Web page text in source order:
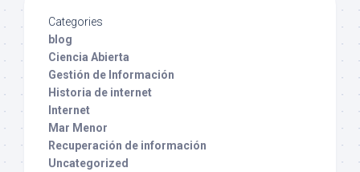
Categories
blog
Ciencia Abierta
Gestión de Información
Historia de internet
Internet
Mar Menor
Recuperación de información
Uncategorized